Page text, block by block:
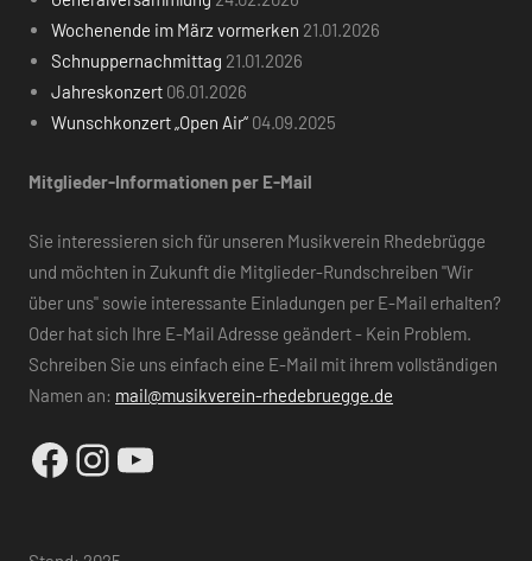
Wochenende im März vormerken 21.01.2026
Schnuppernachmittag 21.01.2026
Jahreskonzert 06.01.2026
Wunschkonzert „Open Air“ 04.09.2025
Mitglieder-Informationen per E-Mail
Sie interessieren sich für unseren Musikverein Rhedebrügge
und möchten in Zukunft die Mitglieder-Rundschreiben "Wir
über uns" sowie interessante Einladungen per E-Mail erhalten?
Oder hat sich Ihre E-Mail Adresse geändert - Kein Problem.
Schreiben Sie uns einfach eine E-Mail mit ihrem vollständigen
Namen an: mail@musikverein-rhedebruegge.de
Facebook
Instagram
YouTube